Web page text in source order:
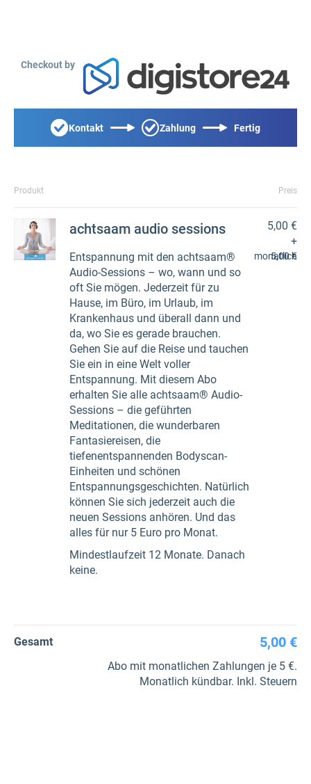
Checkout by
Kontakt Zahlung Fertig
Produkt Preis
achtsaam audio sessions
Entspannung mit den achtsaam®
Audio-Sessions – wo, wann und so
oft Sie mögen. Jederzeit für zu
Hause, im Büro, im Urlaub, im
Krankenhaus und überall dann und
da, wo Sie es gerade brauchen.
Gehen Sie auf die Reise und tauchen
Sie ein in eine Welt voller
Entspannung. Mit diesem Abo
erhalten Sie alle achtsaam® Audio-
Sessions – die geführten
Meditationen, die wunderbaren
Fantasiereisen, die
tiefenentspannenden Bodyscan-
Einheiten und schönen
Entspannungsgeschichten. Natürlich
können Sie sich jederzeit auch die
neuen Sessions anhören. Und das
alles für nur 5 Euro pro Monat.
Mindestlaufzeit 12 Monate. Danach
keine.
5,00 €
+
5,00 €
monatlich
Gesamt 5,00 €
Abo mit monatlichen Zahlungen je 5 €.
Monatlich kündbar. Inkl. Steuern